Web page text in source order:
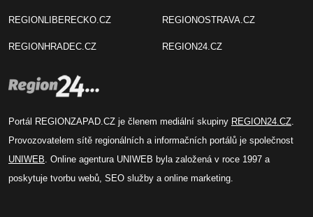
REGIONLIBERECKO.CZ
REGIONHRADEC.CZ
REGIONOSTRAVA.CZ
REGION24.CZ
Portál REGIONZAPAD.CZ je členem mediální skupiny REGION24.CZ.
Provozovatelem sítě regionálních a informačních portálů je společnost
UNIWEB. Online agentura UNIWEB byla založená v roce 1997 a
poskytuje tvorbu webů, SEO služby a online marketing.